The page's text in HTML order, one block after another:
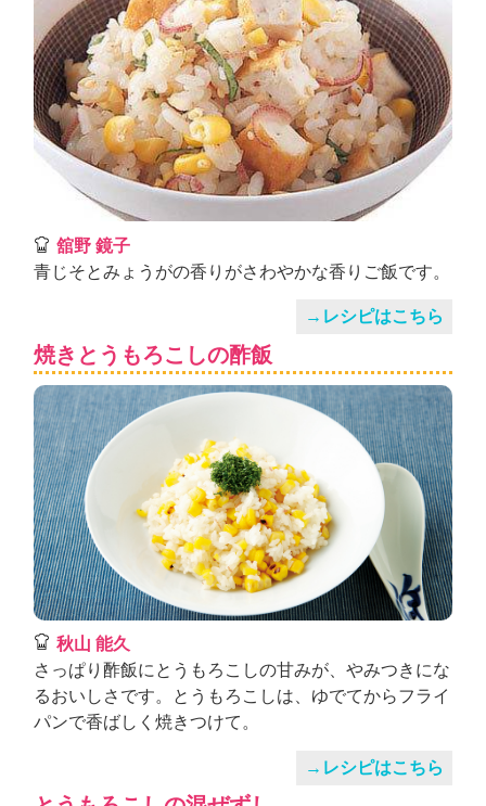
舘野 鏡子
青じそとみょうがの香りがさわやかな香りご飯です。
→レシピはこちら
焼きとうもろこしの酢飯
秋山 能久
さっぱり酢飯にとうもろこしの甘みが、やみつきにな
るおいしさです。とうもろこしは、ゆでてからフライ
パンで香ばしく焼きつけて。
→レシピはこちら